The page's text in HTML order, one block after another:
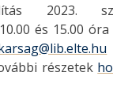
2023.
és 15.00
részetek